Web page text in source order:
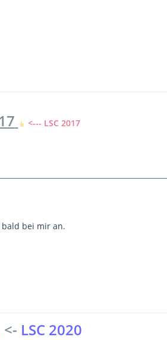
<--- LSC 2017
bald bei mir an.
<- LSC 2020